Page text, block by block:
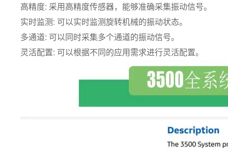
高精度: 采用高精度传感器，能够准确采集振动信号。
实时监测: 可以实时监测旋转机械的振动状态。
多通道: 可以同时采集多个通道的振动信号。
灵活配置: 可以根据不同的应用需求进行灵活配置。